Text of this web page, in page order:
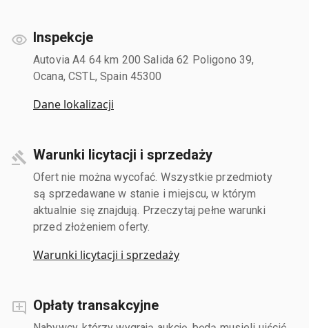
Inspekcje
Autovia A4 64 km 200 Salida 62 Poligono 39,
Ocana, CSTL, Spain 45300
Dane lokalizacji
Warunki licytacji i sprzedaży
Ofert nie można wycofać. Wszystkie przedmioty
są sprzedawane w stanie i miejscu, w którym
aktualnie się znajdują. Przeczytaj pełne warunki
przed złożeniem oferty.
Warunki licytacji i sprzedaży
Opłaty transakcyjne